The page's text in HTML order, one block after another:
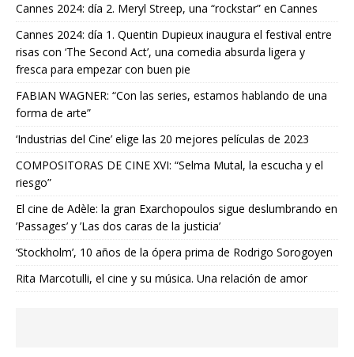
Cannes 2024: día 2. Meryl Streep, una “rockstar” en Cannes
Cannes 2024: día 1. Quentin Dupieux inaugura el festival entre
risas con ‘The Second Act’, una comedia absurda ligera y
fresca para empezar con buen pie
FABIAN WAGNER: “Con las series, estamos hablando de una
forma de arte”
‘Industrias del Cine’ elige las 20 mejores películas de 2023
COMPOSITORAS DE CINE XVI: “Selma Mutal, la escucha y el
riesgo”
El cine de Adèle: la gran Exarchopoulos sigue deslumbrando en
’Passages’ y ’Las dos caras de la justicia’
‘Stockholm’, 10 años de la ópera prima de Rodrigo Sorogoyen
Rita Marcotulli, el cine y su música. Una relación de amor